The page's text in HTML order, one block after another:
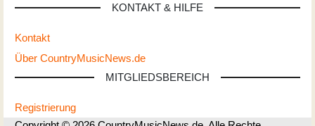
KONTAKT & HILFE
Kontakt
Über CountryMusicNews.de
MITGLIEDSBEREICH
Registrierung